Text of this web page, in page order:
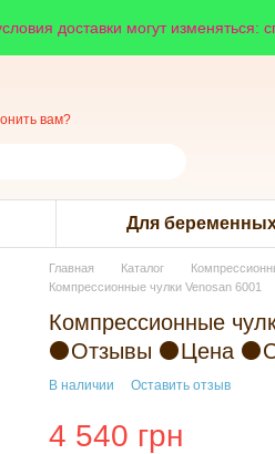
доставки могут изменяться:
вам?
Для
Главная Каталог
Компрессионные чулки Venosan 6001
Компрессионные
⚫Отзывы ⚫Цена
В наличии Оставить отзыв
4 540 грн